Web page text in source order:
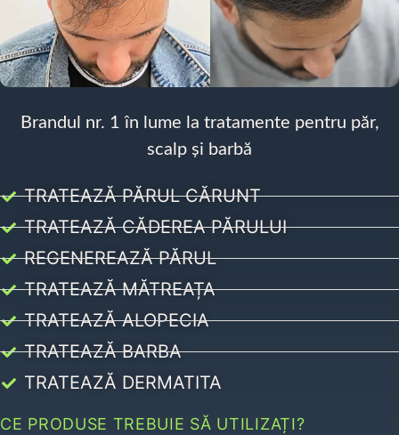
Brandul nr. 1 în lume la tratamente pentru păr,
scalp și barbă
TRATEAZĂ PĂRUL CĂRUNT
TRATEAZĂ CĂDEREA PĂRULUI
REGENEREAZĂ PĂRUL
TRATEAZĂ MĂTREAȚA
TRATEAZĂ ALOPECIA
TRATEAZĂ BARBA
TRATEAZĂ DERMATITA
CE PRODUSE TREBUIE SĂ UTILIZAȚI?